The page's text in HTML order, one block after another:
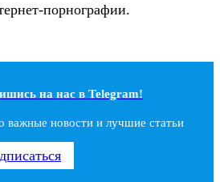
порнографии.
на наc в Telegram!
важные новости и лучшие статьи